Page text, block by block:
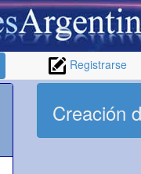
Registrarse
Creación